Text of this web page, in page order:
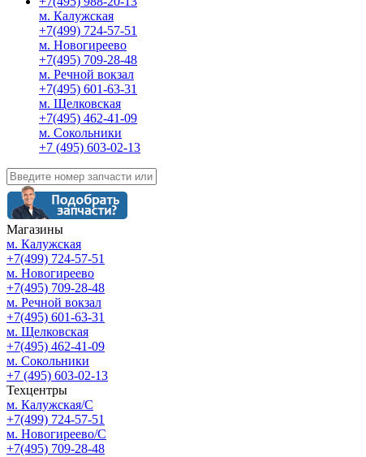
м. Калужская
+7(499) 724-57-51
м. Новогиреево
+7(495) 709-28-48
м. Речной вокзал
+7(495) 601-63-31
м. Щелковская
+7(495) 462-41-09
м. Сокольники
+7 (495) 603-02-13
Магазины
м. Калужская
+7(499) 724-57-51
м. Новогиреево
+7(495) 709-28-48
м. Речной вокзал
+7(495) 601-63-31
м. Щелковская
+7(495) 462-41-09
м. Сокольники
+7 (495) 603-02-13
Техцентры
м. Калужская/С
+7(499) 724-57-51
м. Новогиреево/С
+7(495) 709-28-48